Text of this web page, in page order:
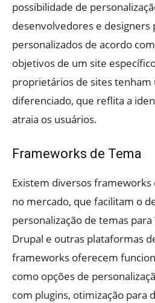
possibilidade de
desenvolvedores e
personalizados de acordo
objetivos de um site
proprietários de sites tenham
diferenciado, que reflita a
atraia os usuários.
Frameworks de Tema
Existem diversos
no mercado, que facilitam o
personalização de temas para
Drupal e outras plataformas
frameworks oferecem
como opções de
com plugins, otimização para